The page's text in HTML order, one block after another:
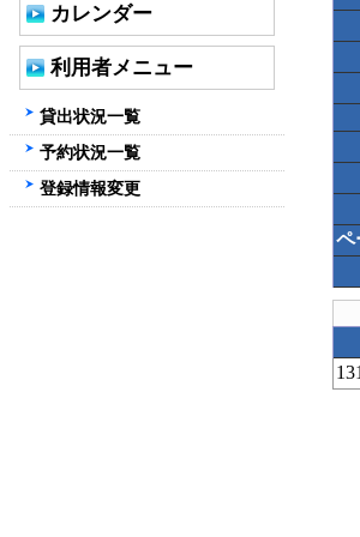
ペ
カレンダー
利用者メニュー
貸出状況一覧
予約状況一覧
登録情報変更